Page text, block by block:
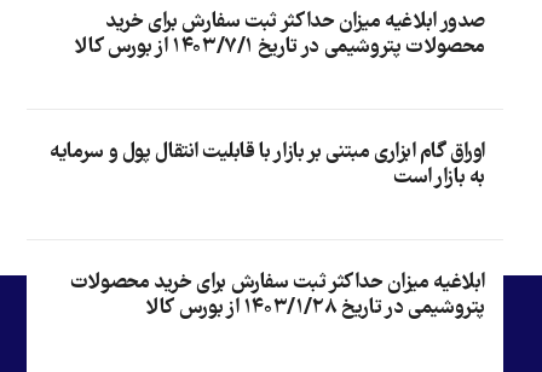
صدور ابلاغیه میزان حداکثر ثبت سفارش برای خرید
محصولات پتروشیمی در تاریخ ۱۴۰۳/۷/۱ از بورس کالا
اوراق گام ابزاری مبتنی بر بازار با قابلیت انتقال پول و سرمایه
به بازار است
ابلاغیه میزان حداکثر ثبت سفارش برای خرید محصولات
پتروشیمی در تاریخ ۱۴۰۳/۱/۲۸ از بورس کالا